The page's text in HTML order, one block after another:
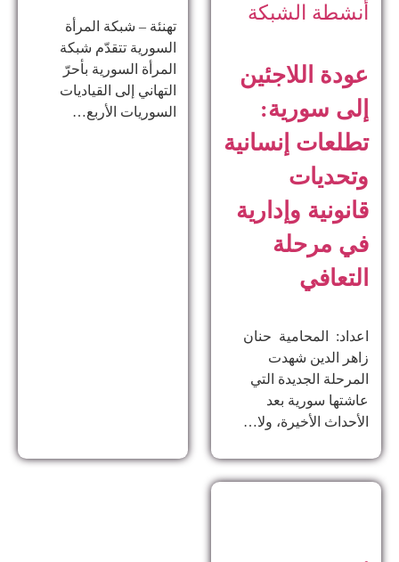
أنشطة الشبكة
عودة اللاجئين
إلى سورية:
تطلعات إنسانية
وتحديات
قانونية وإدارية
في مرحلة
التعافي
اعداد: المحامية حنان
زاهر الدين ​شهدت
المرحلة الجديدة التي
عاشتها سورية بعد
الأحداث الأخيرة، ولا…
تهنئة – شبكة المرأة
السورية تتقدّم شبكة
المرأة السورية بأحرّ
التهاني إلى القياديات
السوريات الأربع…